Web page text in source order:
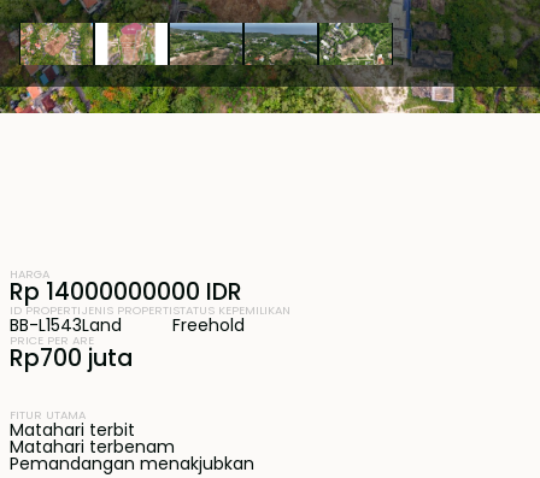
HARGA
Rp 14000000000 IDR
ID PROPERTI
BB-L1543
JENIS PROPERTI
Land
STATUS KEPEMILIKAN
Freehold
PRICE PER ARE
Rp700 juta
FITUR UTAMA
Matahari terbit
Matahari terbenam
Pemandangan menakjubkan